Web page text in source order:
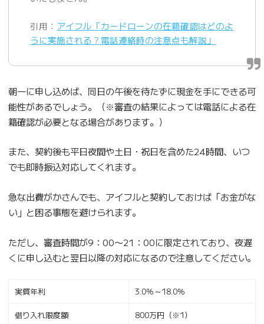
引用： アイフル「カードローンの在籍確認はどのよ
うに実施される？電話連絡時の注意点も解説」
朝一に申し込めば、同日の午後を待たずに現金を手にできる可
能性があるでしょう。（※審査の結果によっては電話による在
籍確認が必要となる場合があります。）
また、契約後も平日夜間や土日・祝日を含めた24時間、いつ
でも即時振込対応してくれます。
急な出費がかさんでも、アイフルと契約しておけば「お金がな
い」と困る事態を避けられます。
ただし、審査時間が9：00〜21：00に限定されており、夜遅
くに申し込むと翌日以降の対応になるので注意してください。
実質年利 3.0％～18.0％
借り入れ限度額 800万円（※1）